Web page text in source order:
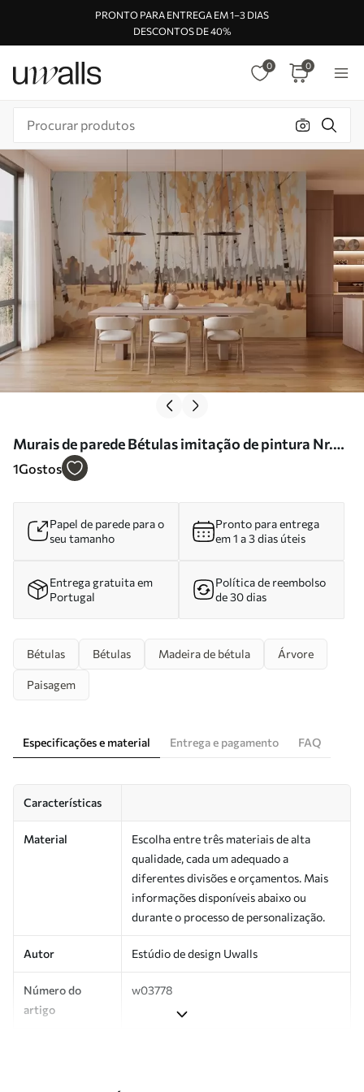
PRONTO PARA ENTREGA EM 1–3 DIAS
DESCONTOS DE 40%
0 0
Murais de parede Bétulas imitação de pintura Nr.
w03778
1Gostos
Papel de parede para o
seu tamanho
Pronto para entrega
em 1 a 3 dias úteis
Entrega gratuita em
Portugal
Política de reembolso
de 30 dias
Bétulas Bétulas Madeira de bétula Árvore
Paisagem
Especificações e material Entrega e pagamento FAQ
Características
Material
Escolha entre três materiais de alta
qualidade, cada um adequado a
diferentes divisões e orçamentos. Mais
informações disponíveis abaixo ou
durante o processo de personalização.
Autor Estúdio de design Uwalls
Número do
artigo
w03778